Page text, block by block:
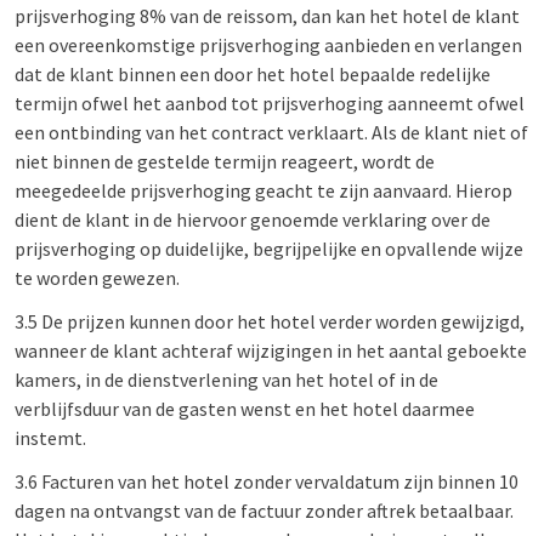
prijsverhoging 8% van de reissom, dan kan het hotel de klant
een overeenkomstige prijsverhoging aanbieden en verlangen
dat de klant binnen een door het hotel bepaalde redelijke
termijn ofwel het aanbod tot prijsverhoging aanneemt ofwel
een ontbinding van het contract verklaart. Als de klant niet of
niet binnen de gestelde termijn reageert, wordt de
meegedeelde prijsverhoging geacht te zijn aanvaard. Hierop
dient de klant in de hiervoor genoemde verklaring over de
prijsverhoging op duidelijke, begrijpelijke en opvallende wijze
te worden gewezen.
3.5 De prijzen kunnen door het hotel verder worden gewijzigd,
wanneer de klant achteraf wijzigingen in het aantal geboekte
kamers, in de dienstverlening van het hotel of in de
verblijfsduur van de gasten wenst en het hotel daarmee
instemt.
3.6 Facturen van het hotel zonder vervaldatum zijn binnen 10
dagen na ontvangst van de factuur zonder aftrek betaalbaar.